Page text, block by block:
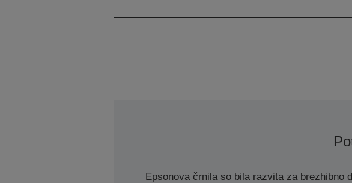
Epsonova črnila so bila razvita za brezhibno